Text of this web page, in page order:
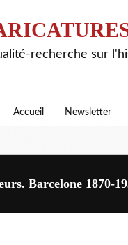
recherche sur
Accueil Newsletter
Barcelone 1870-